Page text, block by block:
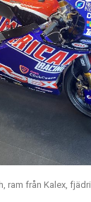
ram från Kalex,